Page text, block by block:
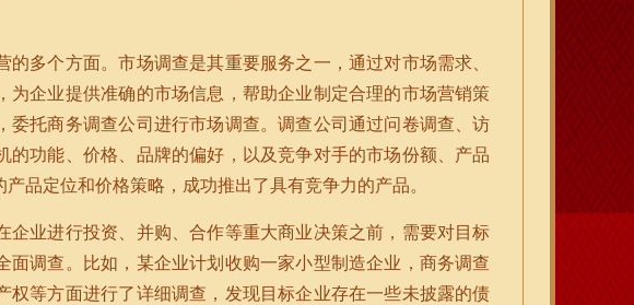
多个方面。市场调查是其重要服务之一，通过对市场需求、
为企业提供准确的市场信息，帮助企业制定合理的市场营销策
委托商务调查公司进行市场调查。调查公司通过问卷调查、访
功能、价格、品牌的偏好，以及竞争对手的市场份额、产品
品定位和价格策略，成功推出了具有竞争力的产品。
企业进行投资、并购、合作等重大商业决策之前，需要对目标
面调查。比如，某企业计划收购一家小型制造企业，商务调查
权等方面进行了详细调查，发现目标企业存在一些未披露的债